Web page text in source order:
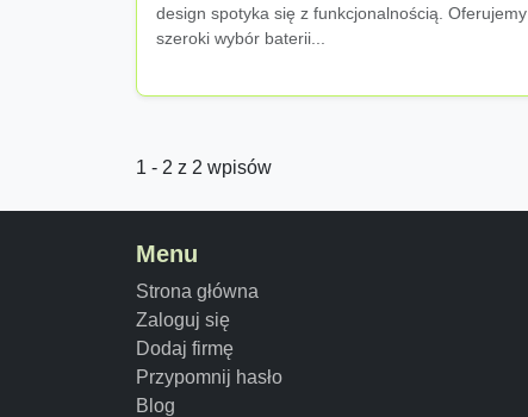
design spotyka się z funkcjonalnością. Oferujemy
szeroki wybór baterii...
1 - 2 z 2 wpisów
Menu
Strona główna
Zaloguj się
Dodaj firmę
Przypomnij hasło
Blog